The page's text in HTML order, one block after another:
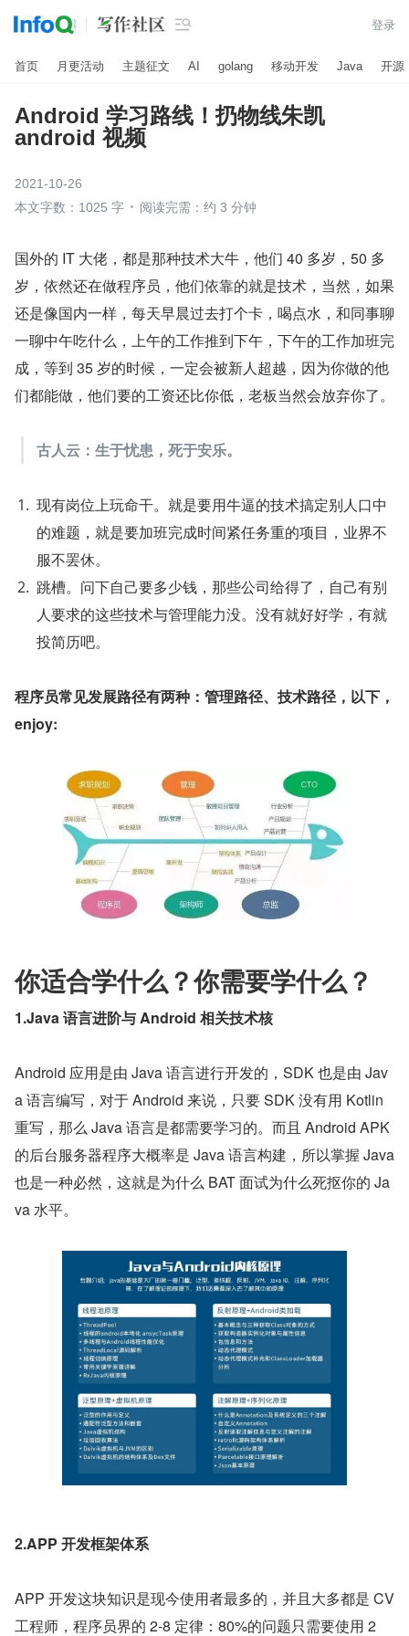
 登录
首页 月更活动 主题征文 AI golang 移动开发 Java 开源
Android 学习路线！扔物线朱凯
android 视频
2021-10-26
本文字数：1025 字
阅读完需：约 3 分钟
国外的 IT 大佬，都是那种技术大牛，他们 40 多岁，50 多
岁，依然还在做程序员，他们依靠的就是技术，当然，如果
还是像国内一样，每天早晨过去打个卡，喝点水，和同事聊
一聊中午吃什么，上午的工作推到下午，下午的工作加班完
成，等到 35 岁的时候，一定会被新人超越，因为你做的他
们都能做，他们要的工资还比你低，老板当然会放弃你了。
古人云：生于忧患，死于安乐。
现有岗位上玩命干。就是要用牛逼的技术搞定别人口中
的难题，就是要加班完成时间紧任务重的项目，业界不
服不罢休。
跳槽。问下自己要多少钱，那些公司给得了，自己有别
人要求的这些技术与管理能力没。没有就好好学，有就
投简历吧。
程序员常见发展路径有两种：管理路径、技术路径，以下，
enjoy:
你适合学什么？你需要学什么？
1.Java 语言进阶与 Android 相关技术核
Android 应用是由 Java 语言进行开发的，SDK 也是由 Jav
a 语言编写，对于 Android 来说，只要 SDK 没有用 Kotlin
重写，那么 Java 语言是都需要学习的。而且 Android APK
的后台服务器程序大概率是 Java 语言构建，所以掌握 Java
也是一种必然，这就是为什么 BAT 面试为什么死抠你的 Ja
va 水平。
2.APP 开发框架体系
APP 开发这块知识是现今使用者最多的，并且大多都是 CV
工程师，程序员界的 2-8 定律：80%的问题只需要使用 2